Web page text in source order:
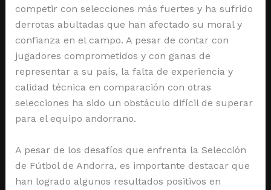
competir con selecciones más fuertes y ha sufrido
derrotas abultadas que han afectado su moral y
confianza en el campo. A pesar de contar con
jugadores comprometidos y con ganas de
representar a su país, la falta de experiencia y
calidad técnica en comparación con otras
selecciones ha sido un obstáculo difícil de superar
para el equipo andorrano.
A pesar de los desafíos que enfrenta la Selección
de Fútbol de Andorra, es importante destacar que
han logrado algunos resultados positivos en